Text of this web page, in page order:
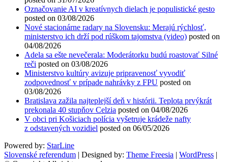
Označovanie AI v kreatívnych dielach je populistické gesto
posted on 03/08/2026
Nové stacionárne radary na Slovensku: Merajú rýchlosť,
ministerstvo ich drží pod rúškom tajomstva (video) posted on
04/08/2026
Adela sa ešte nevečerala: Moderátorku budú roastovať Silné
reči posted on 03/08/2026
Ministerstvo kultúry avizuje pripravenosť vyvodiť
zodpovednosť v prípade nahrávky z FPU posted on
03/08/2026
Bratislava zažila najteplejší deň v histórii. Teplota prvýkrát
prekonala 40 stupňov Celzia posted on 04/08/2026
V obci pri Košiciach polícia vyšetruje krádeže nafty
z odstavených vozidiel posted on 06/05/2026
Powered by: StarLine
Slovenské referendum | Designed by: Theme Freesia | WordPress |